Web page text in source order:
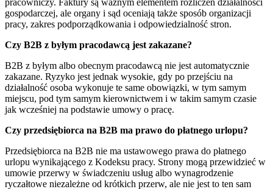
pracowniczy. Faktury są ważnym elementem rozliczeń działalności
gospodarczej, ale organy i sąd oceniają także sposób organizacji
pracy, zakres podporządkowania i odpowiedzialność stron.
Czy B2B z byłym pracodawcą jest zakazane?
B2B z byłym albo obecnym pracodawcą nie jest automatycznie
zakazane. Ryzyko jest jednak wysokie, gdy po przejściu na
działalność osoba wykonuje te same obowiązki, w tym samym
miejscu, pod tym samym kierownictwem i w takim samym czasie
jak wcześniej na podstawie umowy o pracę.
Czy przedsiębiorca na B2B ma prawo do płatnego urlopu?
Przedsiębiorca na B2B nie ma ustawowego prawa do płatnego
urlopu wynikającego z Kodeksu pracy. Strony mogą przewidzieć w
umowie przerwy w świadczeniu usług albo wynagrodzenie
ryczałtowe niezależne od krótkich przerw, ale nie jest to ten sam